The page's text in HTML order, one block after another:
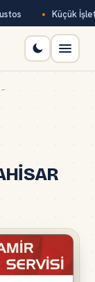
Küçük